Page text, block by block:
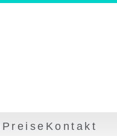
Preise Kontakt